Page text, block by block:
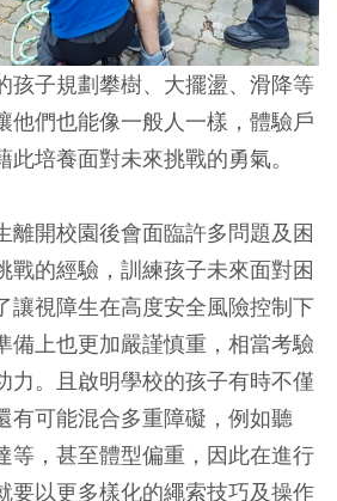
孩子規劃攀樹、大擺盪、滑降等
他們也能像一般人一樣，體驗戶
培養面對未來挑戰的勇氣。
離開校園後會面臨許多問題及困
戰的經驗，訓練孩子未來面對困
讓視障生在高度安全風險控制下
備上也更加嚴謹慎重，相當考驗
力。且啟明學校的孩子有時不僅
有可能混合多重障礙，例如聽
等，甚至體型偏重，因此在進行
要以更多樣化的繩索技巧及操作